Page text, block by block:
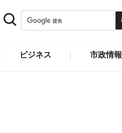
ビジネス 市政情報